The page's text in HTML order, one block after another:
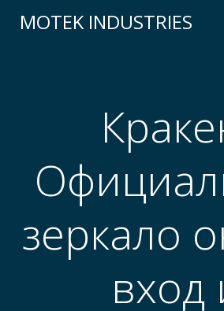
to
MOTEK INDUSTRIES
зеркало
вход